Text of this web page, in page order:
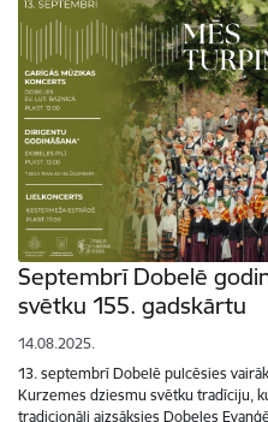
Septembrī Dobelē
svētku 155. gadskārtu
14.08.2025.
13. septembrī Dobelē pulcēsies
Kurzemes dziesmu svētku tradīciju,
tradicionāli aizsāksies Dobeles